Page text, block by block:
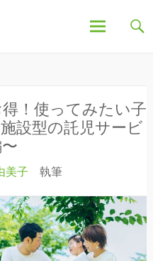
人科オンラインジ
問、出産について、産後の豆知識など、全記
婦人科医・助産師が執筆し、わかりやすく解
ン
ツ
へ
プ
！使ってみたい子
設型の託児サービ
美子 執筆